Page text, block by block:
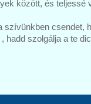
között, és teljessé
szívünkben csendet,
hadd szolgálja a te